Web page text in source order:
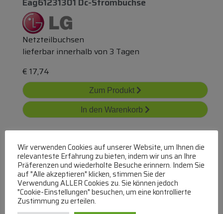
Netzteilbuchsen
lieferbar innerhalb von 3 Tagen
€ 17,74
Zum Produkt
In den Warenkorb
031274r C00906339 Netzbuchse Horizontal
Wir verwenden Cookies auf unserer Website, um Ihnen die
relevanteste Erfahrung zu bieten, indem wir uns an Ihre
Präferenzen und wiederholte Besuche erinnern. Indem Sie
auf "Alle akzeptieren" klicken, stimmen Sie der
Verwendung ALLER Cookies zu. Sie können jedoch
"Cookie-Einstellungen" besuchen, um eine kontrollierte
Zustimmung zu erteilen.